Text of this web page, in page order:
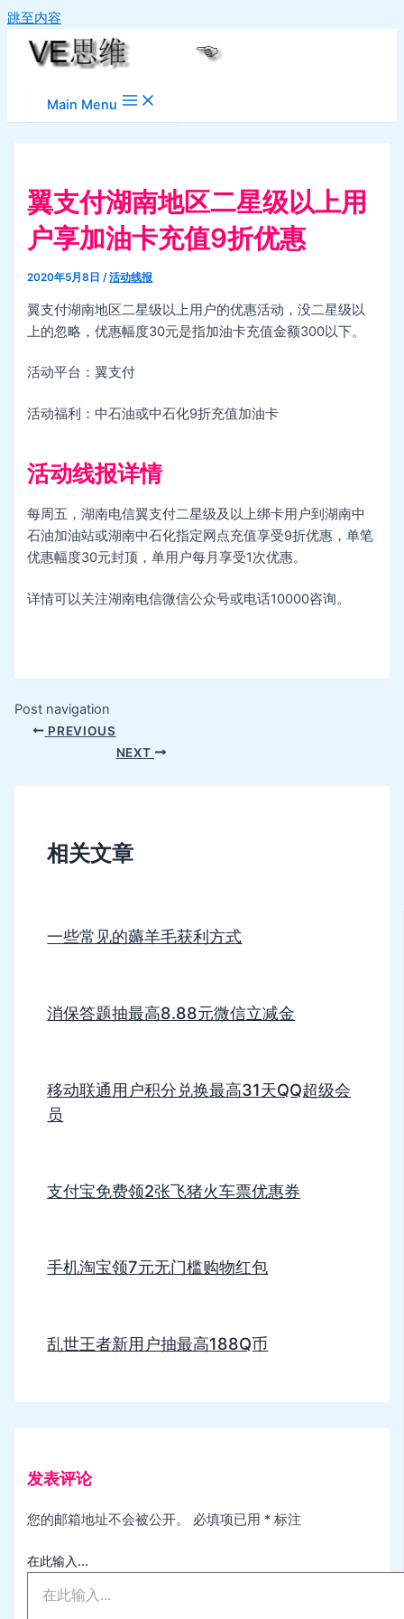
跳至内容
Main Menu
翼支付湖南地区二星级以上用
户享加油卡充值9折优惠
2020年5月8日/活动线报
翼支付湖南地区二星级以上用户的优惠活动，没二星级以
上的忽略，优惠幅度30元是指加油卡充值金额300以下。
活动平台：翼支付
活动福利：中石油或中石化9折充值加油卡
活动线报详情
每周五，湖南电信翼支付二星级及以上绑卡用户到湖南中
石油加油站或湖南中石化指定网点充值享受9折优惠，单笔
优惠幅度30元封顶，单用户每月享受1次优惠。
详情可以关注湖南电信微信公众号或电话10000咨询。
Post navigation
PREVIOUS
NEXT
相关文章
一些常见的薅羊毛获利方式
消保答题抽最高8.88元微信立减金
移动联通用户积分兑换最高31天QQ超级会
员
支付宝免费领2张飞猪火车票优惠券
手机淘宝领7元无门槛购物红包
乱世王者新用户抽最高188Q币
发表评论
您的邮箱地址不会被公开。 必填项已用 * 标注
在此输入...